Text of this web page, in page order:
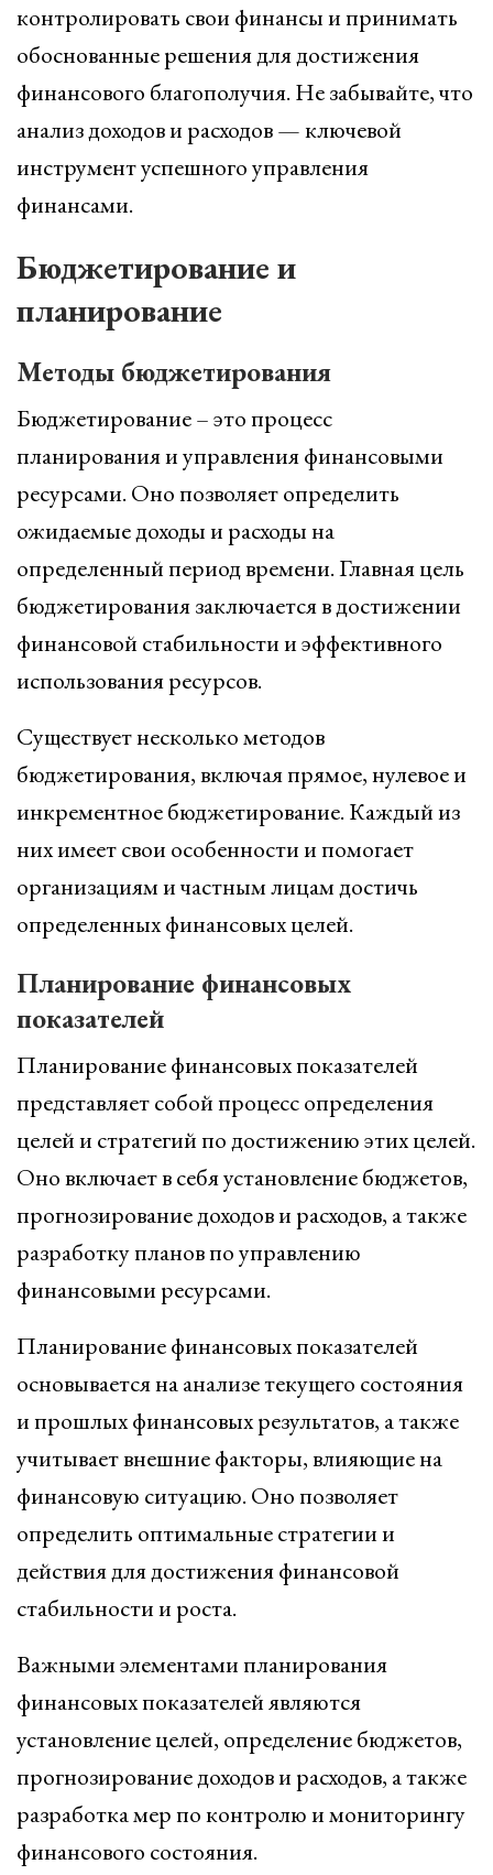
контролировать свои финансы и принимать
обоснованные решения для достижения
финансового благополучия. Не забывайте, что
анализ доходов и расходов — ключевой
инструмент успешного управления
финансами.
Бюджетирование и
планирование
Методы бюджетирования
Бюджетирование – это процесс
планирования и управления финансовыми
ресурсами. Оно позволяет определить
ожидаемые доходы и расходы на
определенный период времени. Главная цель
бюджетирования заключается в достижении
финансовой стабильности и эффективного
использования ресурсов.
Существует несколько методов
бюджетирования, включая прямое, нулевое и
инкрементное бюджетирование. Каждый из
них имеет свои особенности и помогает
организациям и частным лицам достичь
определенных финансовых целей.
Планирование финансовых
показателей
Планирование финансовых показателей
представляет собой процесс определения
целей и стратегий по достижению этих целей.
Оно включает в себя установление бюджетов,
прогнозирование доходов и расходов, а также
разработку планов по управлению
финансовыми ресурсами.
Планирование финансовых показателей
основывается на анализе текущего состояния
и прошлых финансовых результатов, а также
учитывает внешние факторы, влияющие на
финансовую ситуацию. Оно позволяет
определить оптимальные стратегии и
действия для достижения финансовой
стабильности и роста.
Важными элементами планирования
финансовых показателей являются
установление целей, определение бюджетов,
прогнозирование доходов и расходов, а также
разработка мер по контролю и мониторингу
финансового состояния.